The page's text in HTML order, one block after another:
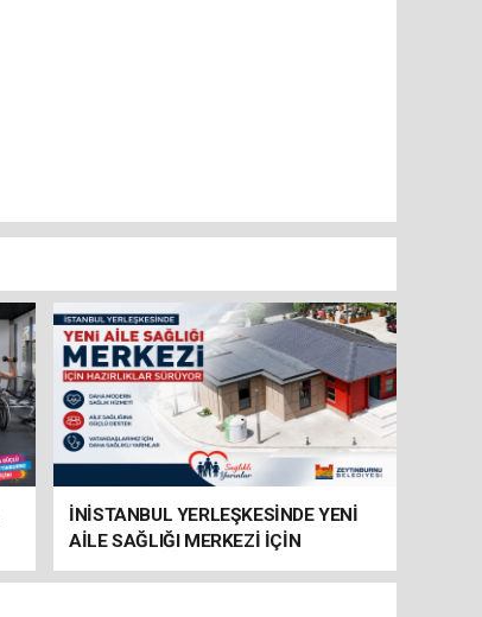
İNİSTANBUL YERLEŞKESİNDE YENİ
AİLE SAĞLIĞI MERKEZİ İÇİN
HAZIRLIKLAR SÜRÜYOR